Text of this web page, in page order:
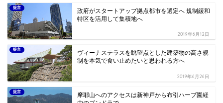
提言
政府がスタートアップ拠点都市を選定へ 規制緩和
特区を活用して集積地へ
2019年6月12日
提言
ヴィーナステラスを眺望点とした建築物の高さ規
制を本気で食い止めたいと思われる方へ
2019年6月26日
提言
摩耶山へのアクセスは新神戸から布引ハーブ園経